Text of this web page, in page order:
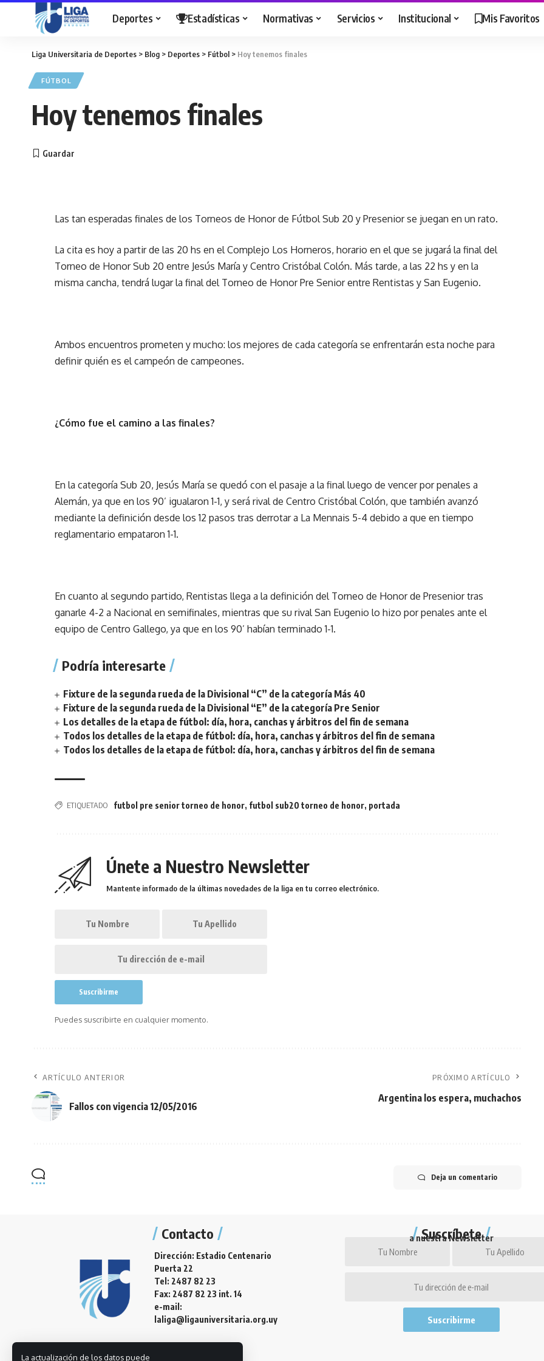
La actualización de los datos puede
Deportes Estadísticas Normativas Servicios Institucional Mis Favoritos
Liga Universitaria de Deportes > Blog > Deportes > Fútbol > Hoy tenemos finales
FÚTBOL
Hoy tenemos finales
Las tan esperadas finales de los Torneos de Honor de Fútbol Sub 20 y Presenior se juegan en un rato.
La cita es hoy a partir de las 20 hs en elComplejo Los Horneros, horario en el que se jugará la final del
Torneo de Honor Sub 20 entre Jesús María y Centro Cristóbal Colón. Más tarde, a las 22 hs y en la
misma cancha, tendrá lugar la final del Torneo de Honor Pre Senior entre Rentistas y San Eugenio.
Ambos encuentros prometen y mucho: los mejores de cada categoría se enfrentarán esta noche para
definir quién es el campeón de campeones.
¿Cómo fue el camino a las finales?
En la categoría Sub 20, Jesús María se quedó con el pasaje a la final luego de vencer por penales a
Alemán, ya que en los 90’ igualaron 1-1, y será rival de Centro Cristóbal Colón, que también avanzó
mediante la definición desde los 12 pasos tras derrotar a La Mennais 5-4 debido a que en tiempo
reglamentario empataron 1-1.
En cuanto al segundo partido, Rentistas llega a la definición del Torneo de Honor de Presenior tras
ganarle 4-2 a Nacional en semifinales, mientras que su rival San Eugenio lo hizo por penales ante el
equipo de Centro Gallego, ya que en los 90’ habían terminado 1-1.
Podría interesarte
Fixture de la segunda rueda de la Divisional “C” de la categoría Más 40
Fixture de la segunda rueda de la Divisional “E” de la categoría Pre Senior
Los detalles de la etapa de fútbol: día, hora, canchas y árbitros del fin de semana
Todos los detalles de la etapa de fútbol: día, hora, canchas y árbitros del fin de semana
Todos los detalles de la etapa de fútbol: día, hora, canchas y árbitros del fin de semana
ETIQUETADO futbol pre senior torneo de honor, futbol sub20 torneo de honor, portada
Únete a Nuestro Newsletter
Mantente informado de la últimas novedades de la liga en tu correo electrónico.
Puedes suscribirte en cualquier momento.
ARTÍCULO ANTERIOR
Fallos con vigencia 12/05/2016
PRÓXIMO ARTÍCULO
Argentina los espera, muchachos
Deja un comentario
Contacto
Dirección: Estadio Centenario
Puerta 22
Tel: 2487 82 23
Fax: 2487 82 23 int. 14
e-mail:
laliga@ligauniversitaria.org.uy
Suscríbete
a nuestra Newsletter